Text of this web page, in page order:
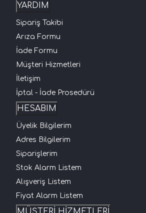
YARDIM
Sipariş Takibi
Arıza Formu
İade Formu
Müşteri Hizmetleri
İletişim
İptal - İade Prosedürü
HESABIM
Üyelik Bilgilerim
Adres Bilgilerim
Siparişlerim
Stok Alarm Listem
Alışveriş Listem
Fiyat Alarm Listem